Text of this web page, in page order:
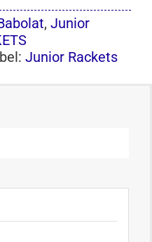
, Junior
Junior Rackets